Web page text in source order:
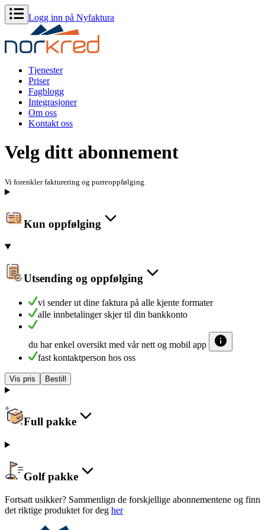
Logg inn på Nyfaktura
Tjenester
Priser
Fagblogg
Integrasjoner
Om oss
Kontakt oss
Velg ditt abonnement
Vi forenkler fakturering og purreoppfølging.
Kun oppfølging
Utsending og oppfølging
vi sender ut dine faktura på alle kjente formater
alle innbetalinger skjer til din bankkonto
du har enkel oversikt med vår nett og mobil app
fast kontaktperson hos oss
Vis pris Bestill
Full pakke
Golf pakke
Fortsatt usikker? Sammenlign de forskjellige abonnementene og finn
det riktige produktet for deg her